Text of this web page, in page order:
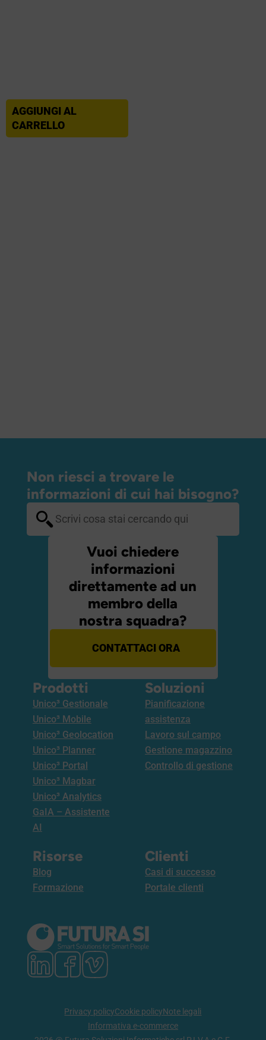
AGGIUNGI AL
CARRELLO
Non riesci a trovare le
informazioni di cui hai bisogno?
Vuoi chiedere
informazioni
direttamente ad un
membro della
nostra squadra?
CONTATTACI ORA
Prodotti
Unico³ Gestionale
Unico³ Mobile
Unico³ Geolocation
Unico³ Planner
Unico³ Portal
Unico³ Magbar
Unico³ Analytics
GaIA – Assistente
AI
Soluzioni
Pianificazione
assistenza
Lavoro sul campo
Gestione magazzino
Controllo di gestione
Risorse
Blog
Formazione
Clienti
Casi di successo
Portale clienti
Privacy policyCookie policyNote legali
Informativa e-commerce